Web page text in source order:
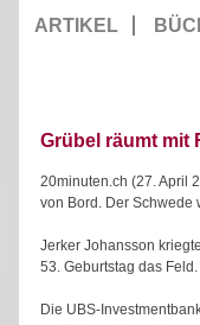
ARTIKEL
Grübel räumt mit
20minuten.ch (27. April
von Bord. Der Schwede
Jerker Johansson
53. Geburtstag das Feld.
Die UBS-